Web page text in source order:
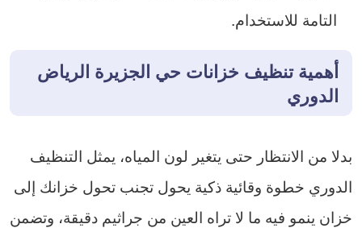
التامة للاستخدام.
أهمية تنظيف خزانات حي الجزيرة الرياض
الدوري
بدلا من الانتظار حتى يتغير لون المياه، يمثل التنظيف
الدوري خطوة وقائية ذكية يحول تجنب تحول خزانك إلى
خزان ينمو فيه ما لا تراه العين من جراثيم دقيقة، وتضمن